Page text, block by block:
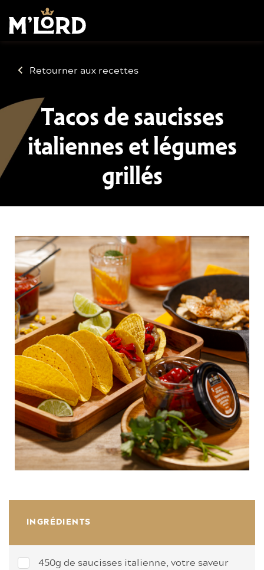
Retourner aux recettes
Tacos de saucisses
italiennes et légumes
grillés
INGRÉDIENTS
450g de saucisses italienne, votre saveur